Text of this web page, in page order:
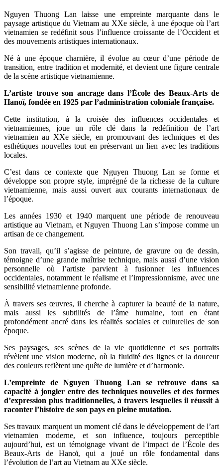
Nguyen Thuong Lan laisse une empreinte marquante dans le
paysage artistique du Vietnam au XXe siècle, à une époque où l’art
vietnamien se redéfinit sous l’influence croissante de l’Occident et
des mouvements artistiques internationaux.
Né à une époque charnière, il évolue au cœur d’une période de
transition, entre tradition et modernité, et devient une figure centrale
de la scène artistique vietnamienne.
L’artiste trouve son ancrage dans l’École des Beaux-Arts de
Hanoï, fondée en 1925 par l’administration coloniale française.
Cette institution, à la croisée des influences occidentales et
vietnamiennes, joue un rôle clé dans la redéfinition de l’art
vietnamien au XXe siècle, en promouvant des techniques et des
esthétiques nouvelles tout en préservant un lien avec les traditions
locales.
C’est dans ce contexte que Nguyen Thuong Lan se forme et
développe son propre style, imprégné de la richesse de la culture
vietnamienne, mais aussi ouvert aux courants internationaux de
l’époque.
Les années 1930 et 1940 marquent une période de renouveau
artistique au Vietnam, et Nguyen Thuong Lan s’impose comme un
artisan de ce changement.
Son travail, qu’il s’agisse de peinture, de gravure ou de dessin,
témoigne d’une grande maîtrise technique, mais aussi d’une vision
personnelle où l’artiste parvient à fusionner les influences
occidentales, notamment le réalisme et l’impressionnisme, avec une
sensibilité vietnamienne profonde.
À travers ses œuvres, il cherche à capturer la beauté de la nature,
mais aussi les subtilités de l’âme humaine, tout en étant
profondément ancré dans les réalités sociales et culturelles de son
époque.
Ses paysages, ses scènes de la vie quotidienne et ses portraits
révèlent une vision moderne, où la fluidité des lignes et la douceur
des couleurs reflètent une quête de lumière et d’harmonie.
L’empreinte de Nguyen Thuong Lan se retrouve dans sa
capacité à jongler entre des techniques nouvelles et des formes
d’expression plus traditionnelles, à travers lesquelles il réussit à
raconter l’histoire de son pays en pleine mutation.
Ses travaux marquent un moment clé dans le développement de l’art
vietnamien moderne, et son influence, toujours perceptible
aujourd’hui, est un témoignage vivant de l’impact de l’École des
Beaux-Arts de Hanoï, qui a joué un rôle fondamental dans
l’évolution de l’art au Vietnam au XXe siècle.